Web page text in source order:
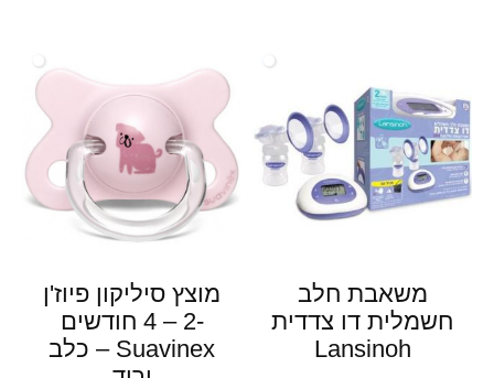
משאבת חלב
חשמלית דו צדדית
Lansinoh
מוצץ סיליקון פיוז'ן
-2 – 4 חודשים
Suavinex – כלב